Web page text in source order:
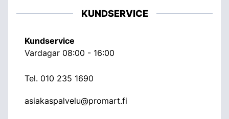
KUNDSERVICE
Kundservice
Vardagar 08:00 - 16:00
Tel. 010 235 1690
asiakaspalvelu@promart.fi